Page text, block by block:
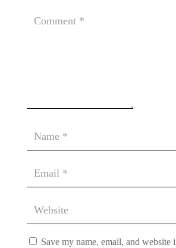
Save my name, email, and website